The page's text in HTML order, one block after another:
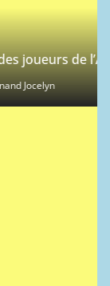
l’AJEC – 2026/1